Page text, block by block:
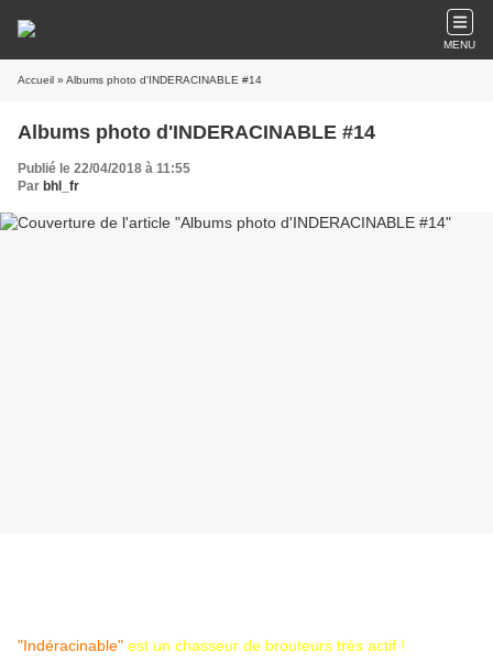
MENU
Accueil » Albums photo d'INDERACINABLE #14
Albums photo d'INDERACINABLE #14
Publié le 22/04/2018 à 11:55
Par bhl_fr
"Indéracinable" est un chasseur de brouteurs très actif !